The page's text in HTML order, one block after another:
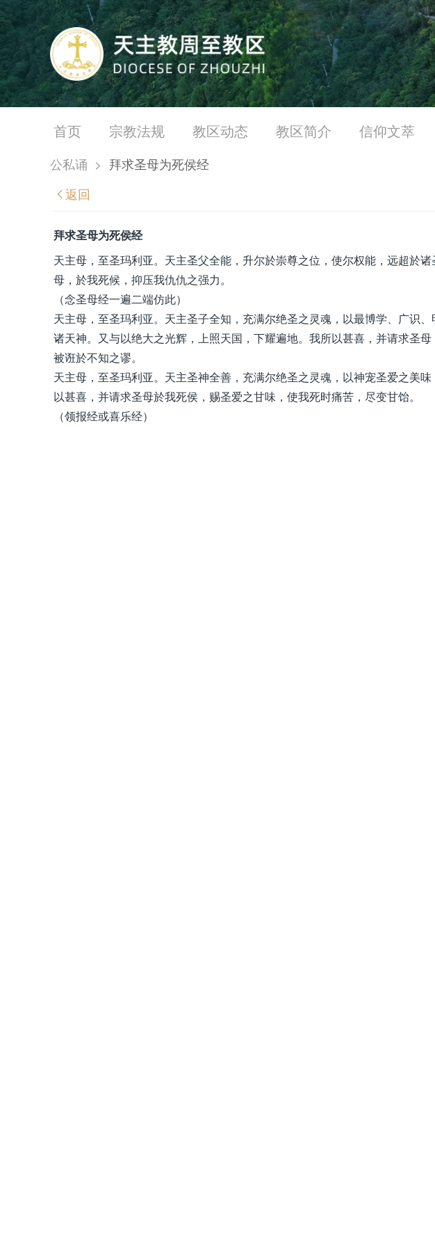
首页 宗教法规 教区动态 教区简介 信仰文萃
公私诵 > 拜求圣母为死侯经
返回
拜求圣母为死侯经
天主母，至圣玛利亚。天主圣父全能，升尔於崇尊之位，使尔权能，远超於
母，於我死候，抑压我仇仇之强力。
（念圣母经一遍二端仿此）
天主母，至圣玛利亚。天主圣子全知，充满尔绝圣之灵魂，以最博学、广识
诸天神。又与以绝大之光辉，上照天国，下耀遍地。我所以甚喜，并请求圣
被诳於不知之谬。
天主母，至圣玛利亚。天主圣神全善，充满尔绝圣之灵魂，以神宠圣爱之美
以甚喜，并请求圣母於我死侯，赐圣爱之甘味，使我死时痛苦，尽变甘饴。
（领报经或喜乐经）